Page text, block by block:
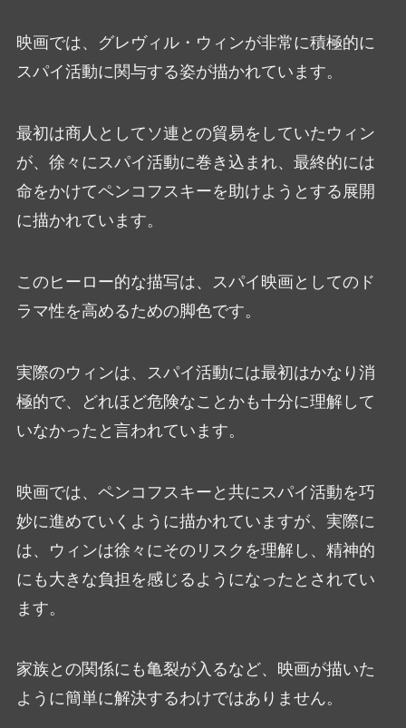
映画では、グレヴィル・ウィンが非常に積極的に
スパイ活動に関与する姿が描かれています。
最初は商人としてソ連との貿易をしていたウィン
が、徐々にスパイ活動に巻き込まれ、最終的には
命をかけてペンコフスキーを助けようとする展開
に描かれています。
このヒーロー的な描写は、スパイ映画としてのド
ラマ性を高めるための脚色です。
実際のウィンは、スパイ活動には最初はかなり消
極的で、どれほど危険なことかも十分に理解して
いなかったと言われています。
映画では、ペンコフスキーと共にスパイ活動を巧
妙に進めていくように描かれていますが、実際に
は、ウィンは徐々にそのリスクを理解し、精神的
にも大きな負担を感じるようになったとされてい
ます。
家族との関係にも亀裂が入るなど、映画が描いた
ように簡単に解決するわけではありません。